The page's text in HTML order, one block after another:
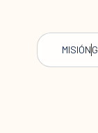
MISIÓN